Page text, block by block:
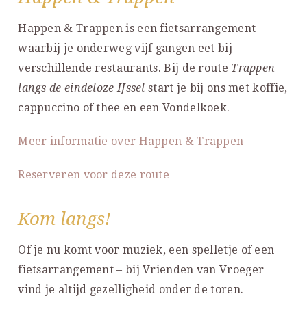
Happen & Trappen is een fietsarrangement
waarbij je onderweg vijf gangen eet bij
verschillende restaurants. Bij de route Trappen
langs de eindeloze IJssel start je bij ons met koffie,
cappuccino of thee en een Vondelkoek.
Meer informatie over Happen & Trappen
Reserveren voor deze route
Kom langs!
Of je nu komt voor muziek, een spelletje of een
fietsarrangement – bij Vrienden van Vroeger
vind je altijd gezelligheid onder de toren.